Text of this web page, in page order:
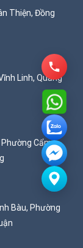
Thiện, Đồng
Linh, Quảng
Phường Cẩm
Bàu, Phường